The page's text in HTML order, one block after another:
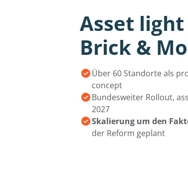
Asset
Brick &
Über 60 Standorte als
concept
Bundesweiter Rollout,
2027
Skalierung um den
der Reform geplant